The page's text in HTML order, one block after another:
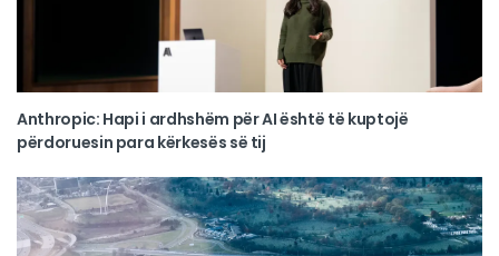
Anthropic: Hapi i ardhshëm për AI është të kuptojë
përdoruesin para kërkesës së tij